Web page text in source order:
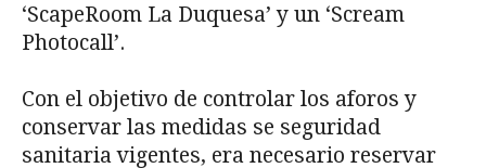
‘ScapeRoom La Duquesa’ y un ‘Scream
Photocall’.
Con el objetivo de controlar los aforos y
conservar las medidas se seguridad
sanitaria vigentes, era necesario reservar